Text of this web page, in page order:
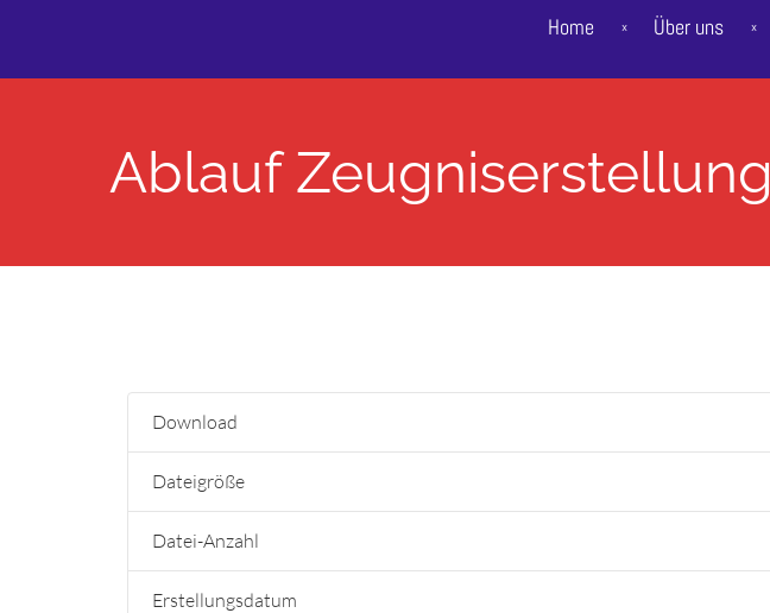
Home Über uns
Ablauf Zeugniserstellung
Download
Dateigröße
Datei-Anzahl
Erstellungsdatum